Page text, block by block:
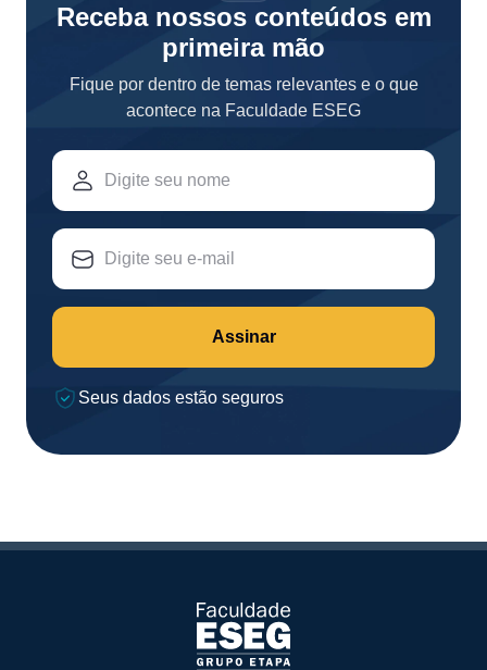
Receba nossos conteúdos em
primeira mão
Fique por dentro de temas relevantes e o que
acontece na Faculdade ESEG
Assinar
Seus dados estão seguros